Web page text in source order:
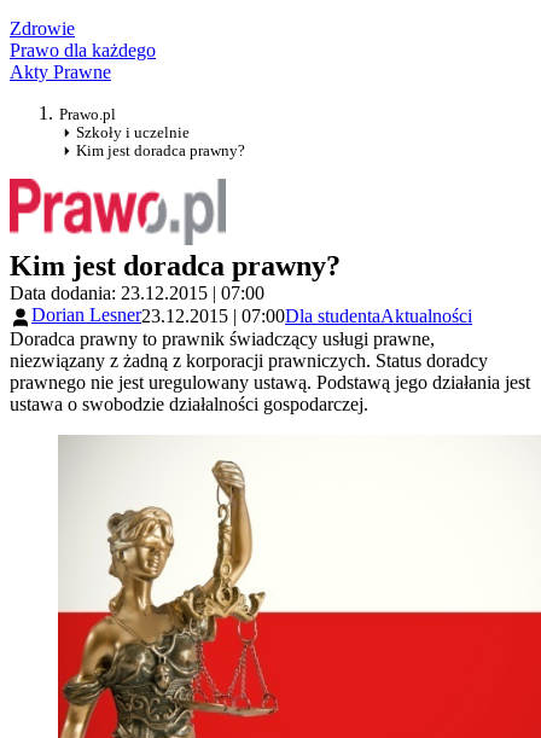
Zdrowie
Prawo dla każdego
Akty Prawne
Prawo.pl
Szkoły i uczelnie
Kim jest doradca prawny?
Kim jest doradca prawny?
Data dodania: 23.12.2015 | 07:00
Dorian Lesner23.12.2015 | 07:00Dla studentaAktualności
Doradca prawny to prawnik świadczący usługi prawne,
niezwiązany z żadną z korporacji prawniczych. Status doradcy
prawnego nie jest uregulowany ustawą. Podstawą jego działania jest
ustawa o swobodzie działalności gospodarczej.